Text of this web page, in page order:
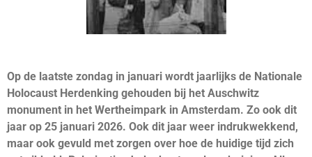
Op de laatste zondag in januari wordt jaarlijks de Nationale
Holocaust Herdenking gehouden bij het Auschwitz
monument in het Wertheimpark in Amsterdam. Zo ook dit
jaar op 25 januari 2026. Ook dit jaar weer indrukwekkend,
maar ook gevuld met zorgen over hoe de huidige tijd zich